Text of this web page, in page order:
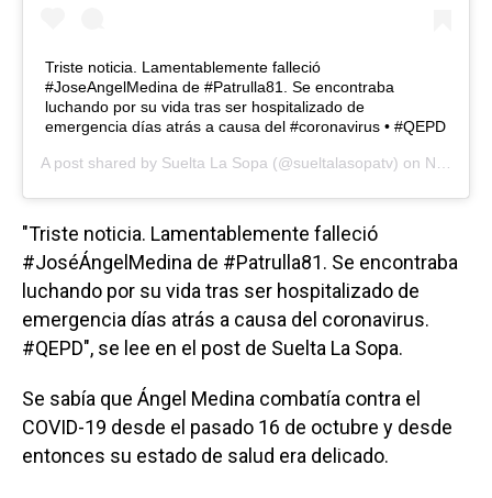
Triste noticia. Lamentablemente falleció
#JoseAngelMedina de #Patrulla81. Se encontraba
luchando por su vida tras ser hospitalizado de
emergencia días atrás a causa del #coronavirus • #QEPD
A post shared by Suelta La Sopa (@sueltalasopatv) on Nov 11, 2020 at 8:00pm PST
"Triste noticia. Lamentablemente falleció
#JoséÁngelMedina de #Patrulla81. Se encontraba
luchando por su vida tras ser hospitalizado de
emergencia días atrás a causa del coronavirus.
#QEPD", se lee en el post de Suelta La Sopa.
Se sabía que Ángel Medina combatía contra el
COVID-19 desde el pasado 16 de octubre y desde
entonces su estado de salud era delicado.